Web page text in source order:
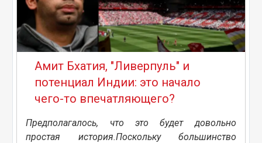
Амит Бхатия, "Ливерпуль" и
потенциал Индии: это начало
чего-то впечатляющего?
Предполагалось, что это будет довольно
простая история.Поскольку большинство